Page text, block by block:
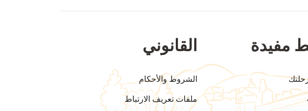
مفيدة القانوني
الشروط والأحكام
ملفات تعريف الارتباط